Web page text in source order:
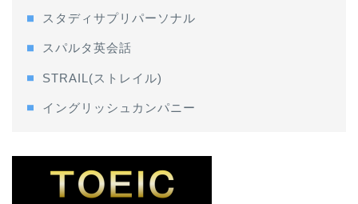
スタディサプリパーソナル
スパルタ英会話
STRAIL(ストレイル)
イングリッシュカンパニー